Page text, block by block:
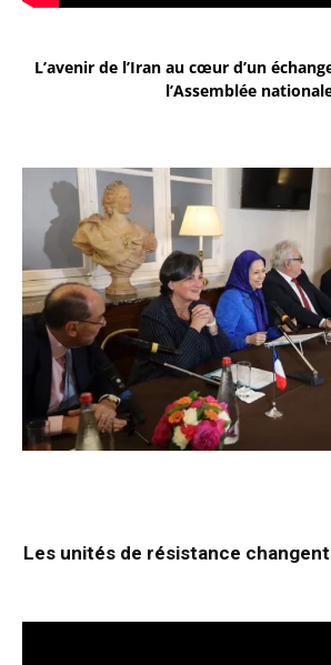
L’avenir de l’Iran au cœur d’un
l’Assemblée
Les unités de résistance